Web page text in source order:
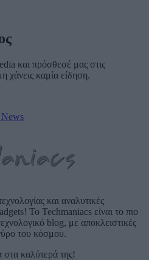
και πρόσθεσέ μας στις
χάνεις καμία είδηση.
και αναλυτικές
Το Techmaniacs είναι το πιο
blog, με αποκλειστικές
του κόσμου.
καλύτερά της!